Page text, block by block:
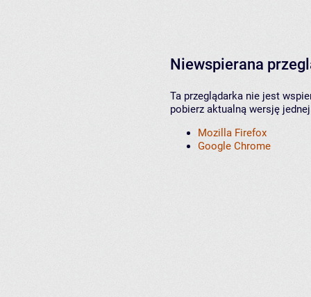
Niewspierana
Ta przeglądarka nie jest
pobierz aktualną wersję
Mozilla Firefox
Google Chrome